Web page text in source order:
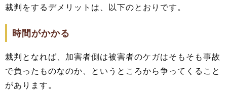
裁判をするデメリットは、以下のとおりです。
時間がかかる
裁判となれば、加害者側は被害者のケガはそもそも事故
で負ったものなのか、というところから争ってくること
があります。